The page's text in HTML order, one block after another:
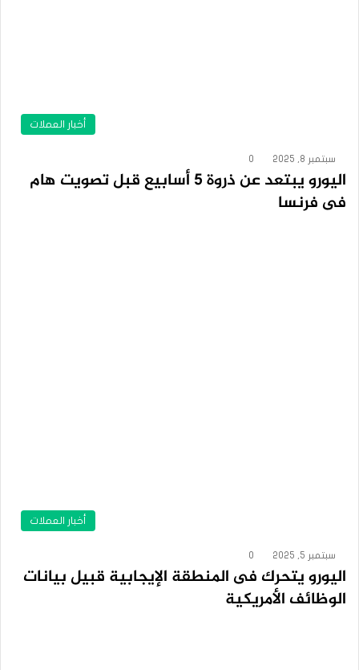
أخبار العملات
سبتمبر 8, 2025 0
اليورو يبتعد عن ذروة 5 أسابيع قبل تصويت هام
فى فرنسا
أخبار العملات
سبتمبر 5, 2025 0
اليورو يتحرك فى المنطقة الإيجابية قبيل بيانات
الوظائف الأمريكية